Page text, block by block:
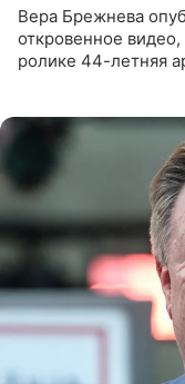
Вера Брежнева
откровенное
ролике 44-летняя